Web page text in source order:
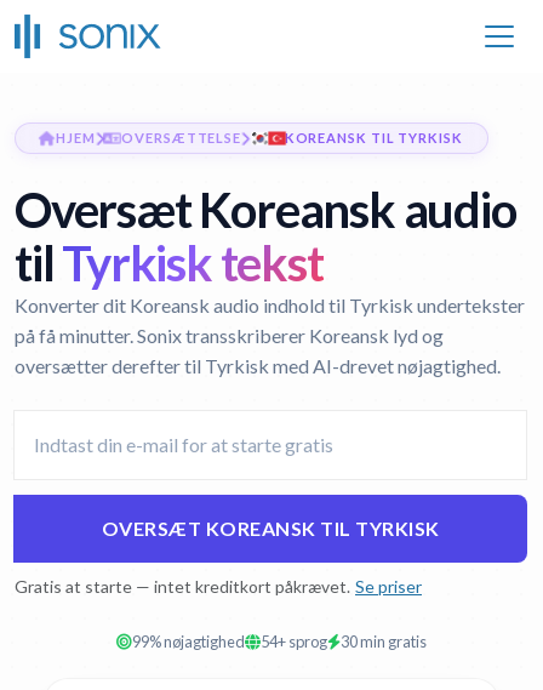
HJEM OVERSÆTTELSE KOREANSK TIL TYRKISK
Oversæt Koreansk audio
tilTyrkisk tekst
Konverter dit Koreansk audio indhold til Tyrkisk undertekster
på få minutter. Sonix transskriberer Koreansk lyd og
oversætter derefter til Tyrkisk med AI-drevet nøjagtighed.
OVERSÆT KOREANSK TIL TYRKISK
Gratis at starte — intet kreditkort påkrævet. Se priser
99% nøjagtighed 54+ sprog 30 min gratis